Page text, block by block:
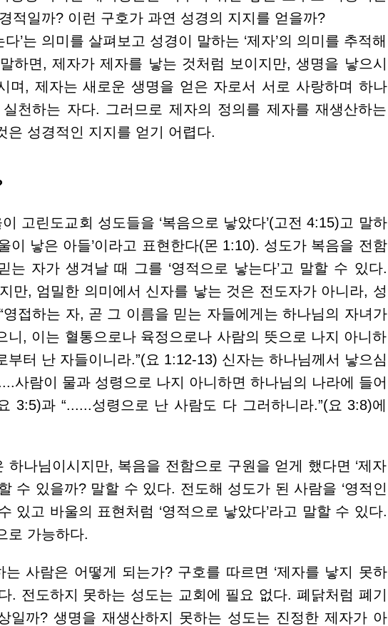
적일까? 이런 구호가 과연 성경의 지지를 얻을까?
’는 의미를 살펴보고 성경이 말하는 ‘제자’의 의미를 추적해
하면, 제자가 제자를 낳는 것처럼 보이지만, 생명을 낳으시
며, 제자는 새로운 생명을 얻은 자로서 서로 사랑하며 하나
천하는 자다. 그러므로 제자의 정의를 제자를 재생산하는
은 성경적인 지지를 얻기 어렵다.
고린도교회 성도들을 ‘복음으로 낳았다’(고전 4:15)고 말하
이 낳은 아들’이라고 표현한다(몬 1:10). 성도가 복음을 전함
는 자가 생겨날 때 그를 ‘영적으로 낳는다’고 말할 수 있다.
만, 엄밀한 의미에서 신자를 낳는 것은 전도자가 아니라, 성
영접하는 자, 곧 그 이름을 믿는 자들에게는 하나님의 자녀가
니, 이는 혈통으로나 육정으로나 사람의 뜻으로 나지 아니하
부터 난 자들이니라.”(요 1:12-13) 신자는 하나님께서 낳으심
사람이 물과 성령으로 나지 아니하면 하나님의 나라에 들어
3:5)과 “......성령으로 난 사람도 다 그러하니라.”(요 3:8)에
하나님이시지만, 복음을 전함으로 구원을 얻게 했다면 ‘제자
수 있을까? 말할 수 있다. 전도해 성도가 된 사람을 ‘영적인
있고 바울의 표현처럼 ‘영적으로 낳았다’라고 말할 수 있다.
로 가능하다.
사람은 어떻게 되는가? 구호를 따르면 ‘제자를 낳지 못하
. 전도하지 못하는 성도는 교회에 필요 없다. 폐닭처럼 폐기
일까? 생명을 재생산하지 못하는 성도는 진정한 제자가 아